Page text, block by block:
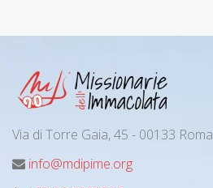
Via di Torre Gaia, 45 - 00133 Roma
info@mdipime.org